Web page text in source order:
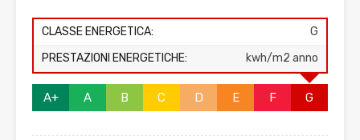
CLASSE ENERGETICA:
G
PRESTAZIONI ENERGETICHE:
kwh/m2 anno
A+ A B C D E F G